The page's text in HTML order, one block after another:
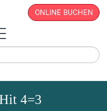
ONLINE BUCHEN
4=3